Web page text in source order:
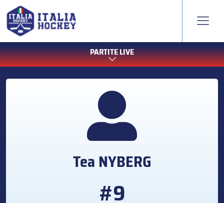
PARTITE LIVE
TeaNYBERG
#9